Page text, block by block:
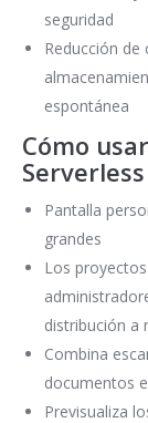
seguridad
Reducción
espontánea
Cómo
Serverless
Pantalla
grandes
Los
distribución a
Combina
documentos
Previsualiza